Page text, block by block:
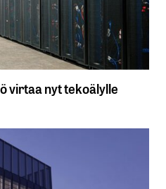
virtaa nyt tekoälylle